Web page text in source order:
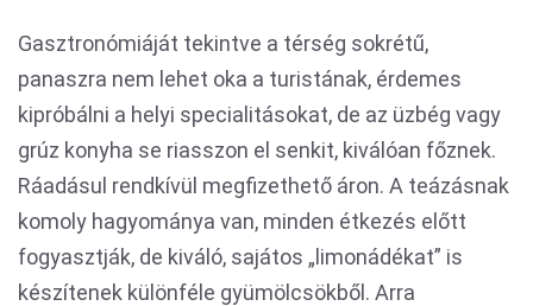
Gasztronómiáját tekintve a térség sokrétű,
panaszra nem lehet oka a turistának, érdemes
kipróbálni a helyi specialitásokat, de az üzbég vagy
grúz konyha se riasszon el senkit, kiválóan főznek.
Ráadásul rendkívül megfizethető áron. A teázásnak
komoly hagyománya van, minden étkezés előtt
fogyasztják, de kiváló, sajátos „limonádékat” is
készítenek különféle gyümölcsökből. Arra